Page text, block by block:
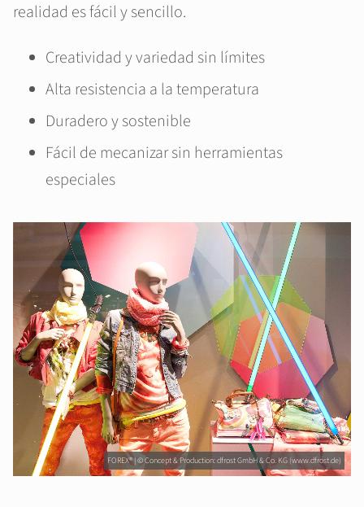
realidad es fácil y sencillo.
Creatividad y variedad sin límites
Alta resistencia a la temperatura
Duradero y sostenible
Fácil de mecanizar sin herramientas
especiales
FOREX® | © Concept & Production: dfrost GmbH & Co. KG (www.dfrost.de)